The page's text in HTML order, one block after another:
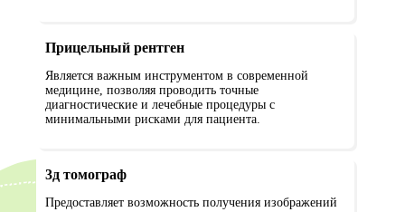
Прицельный рентген
Является важным инструментом в современной
медицине, позволяя проводить точные
диагностические и лечебные процедуры с
минимальными рисками для пациента.
3д томограф
Предоставляет возможность получения изображений